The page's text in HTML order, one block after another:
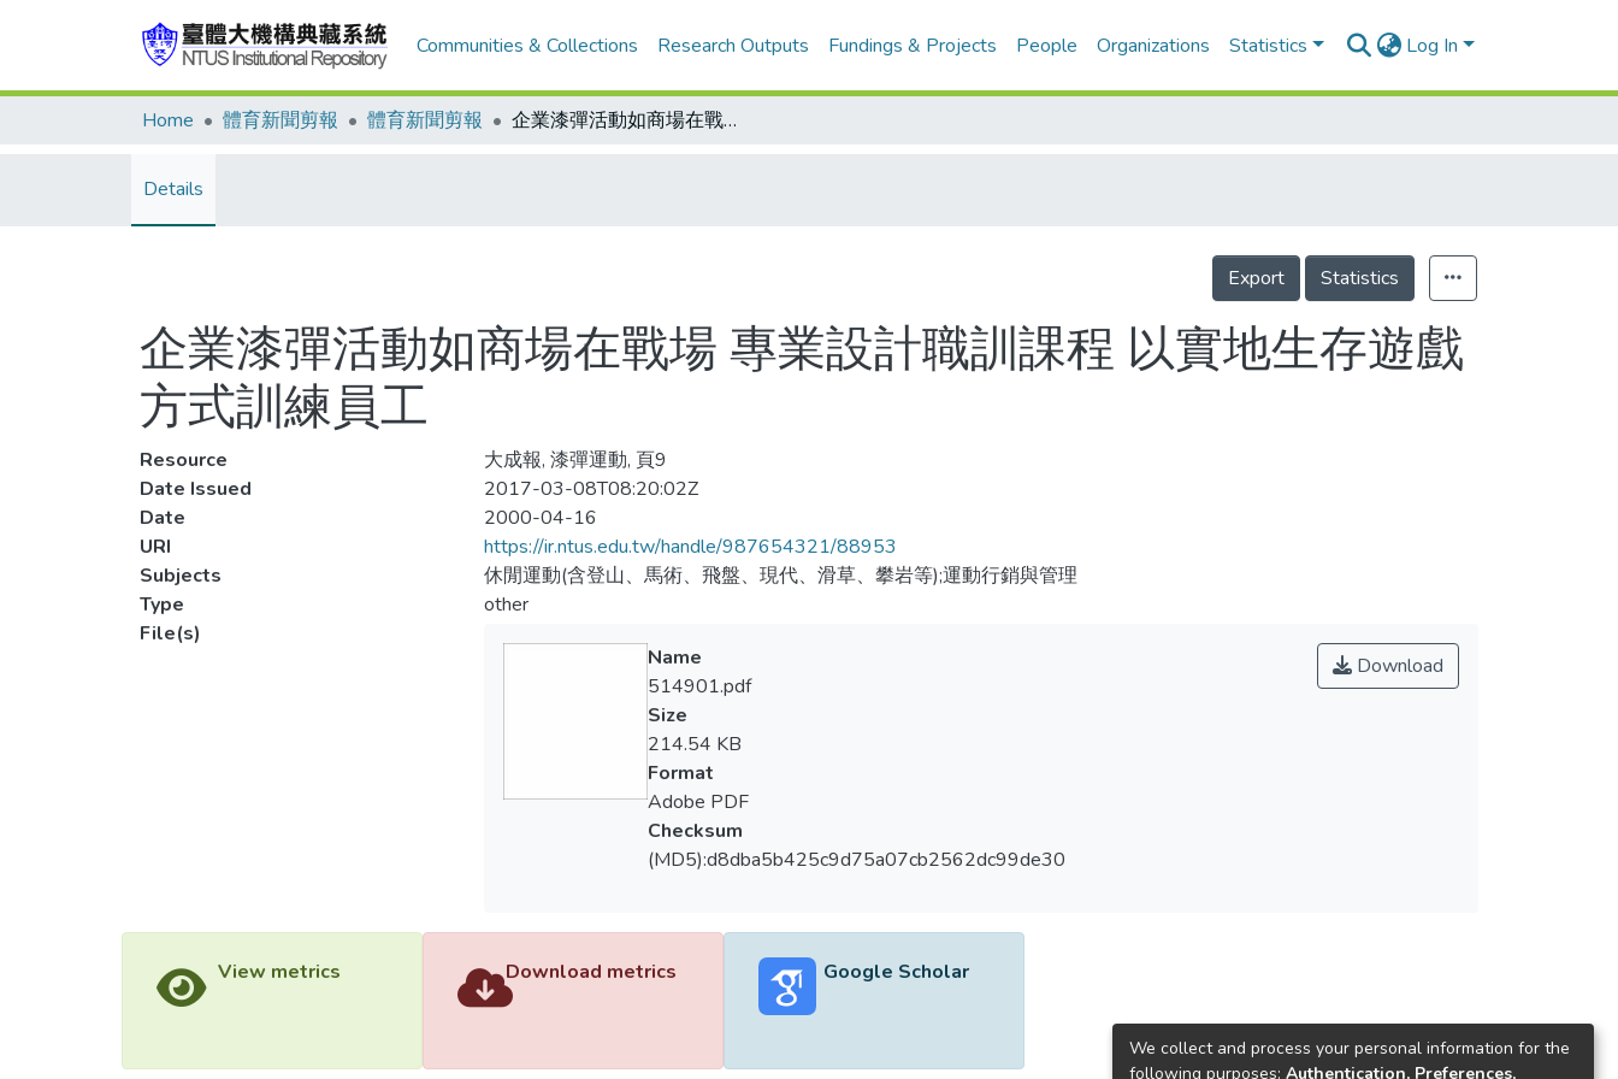
Communities & Collections Research Outputs Fundings & Projects People Organizations Statistics Log In
Home 體育新聞剪報 體育新聞剪報 企業漆彈活動如商場在戰場 專業設計職訓課程 以實地生存遊戲方式訓練員工
Details
Export Statistics
企業漆彈活動如商場在戰場 專業設計職訓課程 以實地生存遊戲
方式訓練員工
Resource
大成報, 漆彈運動, 頁9
Date Issued
2017-03-08T08:20:02Z
Date
2000-04-16
URI
https://ir.ntus.edu.tw/handle/987654321/88953
Subjects
休閒運動(含登山、馬術、飛盤、現代、滑草、攀岩等);運動行銷與管理
Type
other
File(s)
Download
Name
514901.pdf
Size
214.54 KB
Format
Adobe PDF
Checksum
(MD5):d8dba5b425c9d75a07cb2562dc99de30
View metrics Download metrics Google Scholar
We collect and process your personal information for the
following purposes: Authentication, Preferences,